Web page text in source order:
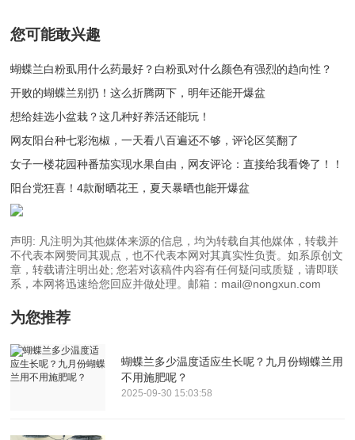
您可能敢兴趣
蝴蝶兰白粉虱用什么药最好？白粉虱对什么颜色有强烈的趋向性？
开败的蝴蝶兰别扔！这么折腾两下，明年还能开爆盆
想给娃选小盆栽？这几种好养活还能玩！
网友阳台种七彩泡椒，一天看八百遍还不够，评论区笑翻了
女子一楼花园种番茄实现水果自由，网友评论：直接给我看馋了！！
阳台党狂喜！4款耐晒花王，夏天暴晒也能开爆盆
声明: 凡注明为其他媒体来源的信息，均为转载自其他媒体，转载并
不代表本网赞同其观点，也不代表本网对其真实性负责。如系原创文
章，转载请注明出处; 您若对该稿件内容有任何疑问或质疑，请即联
系，本网将迅速给您回应并做处理。邮箱：mail@nongxun.com
为您推荐
蝴蝶兰多少温度适应生长呢？九月份蝴蝶兰用
不用施肥呢？
2025-09-30 15:03:58